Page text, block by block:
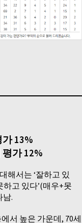
13%
가 12%
해서는 ‘잘하고 있
하고 있다’(매우+못
남.
서 높은 가운데, 70세